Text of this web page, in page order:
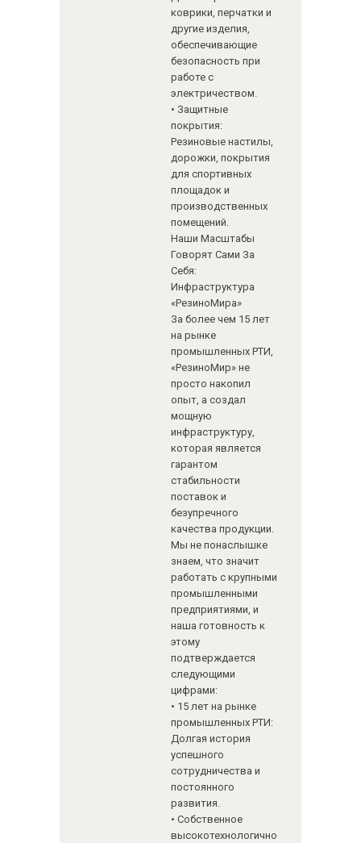
коврики, перчатки и
другие изделия,
обеспечивающие
безопасность при
работе с
электричеством.
• Защитные
покрытия:
Резиновые настилы,
дорожки, покрытия
для спортивных
площадок и
производственных
помещений.
Наши Масштабы
Говорят Сами За
Себя:
Инфраструктура
«РезиноМира»
За более чем 15 лет
на рынке
промышленных РТИ,
«РезиноМир» не
просто накопил
опыт, а создал
мощную
инфраструктуру,
которая является
гарантом
стабильности
поставок и
безупречного
качества продукции.
Мы не понаслышке
знаем, что значит
работать с крупными
промышленными
предприятиями, и
наша готовность к
этому
подтверждается
следующими
цифрами:
• 15 лет на рынке
промышленных РТИ:
Долгая история
успешного
сотрудничества и
постоянного
развития.
• Собственное
высокотехнологично